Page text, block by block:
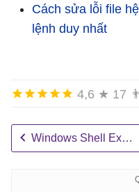
Cách sửa lỗi file
lệnh duy nhất
4,6 ★ 17 👨
Windows Shell Experience Host